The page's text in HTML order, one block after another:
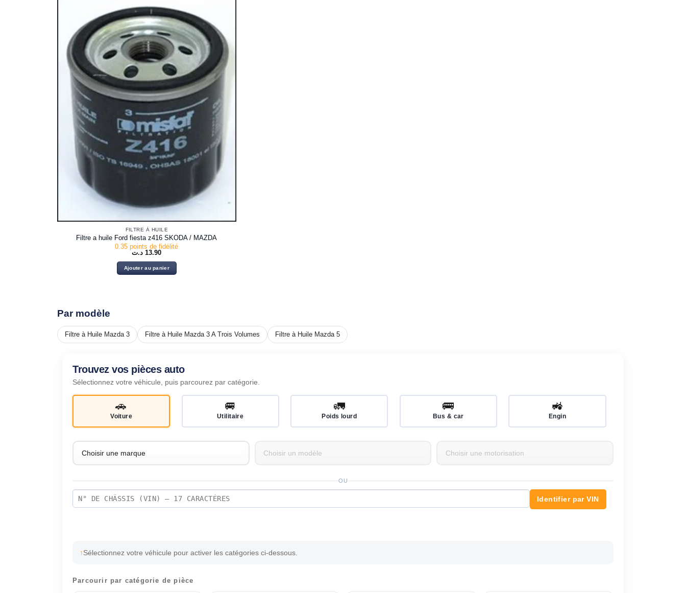
FILTRE À HUILE
Filtre a huile Ford fiesta z416 SKODA / MAZDA
0.35 points de fidélité
13.90 د.ت
Ajouter au panier
Par modèle
Filtre à Huile Mazda 3 Filtre à Huile Mazda 3 A Trois Volumes Filtre à Huile Mazda 5
Trouvez vos pièces auto
Sélectionnez votre véhicule, puis parcourez par catégorie.
🚗
Voiture
🚐
Utilitaire
🚛
Poids lourd
🚌
Bus & car
🚜
Engin
OU
Identifier par VIN
Sélectionnez votre véhicule pour activer les catégories ci-dessous.
Parcourir par catégorie de pièce